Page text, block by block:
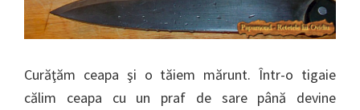
Curăţăm ceapa şi o tăiem mărunt. Într-o tigaie
călim ceapa cu un praf de sare până devine